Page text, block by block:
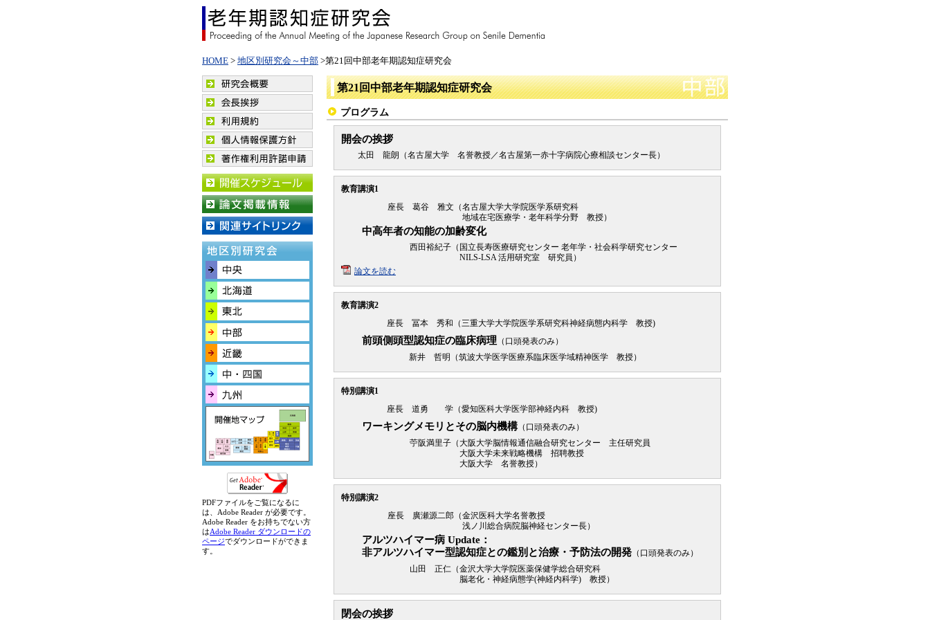
HOME > 地区別研究会～中部 >第21回中部老年期認知症研究会
第21回中部老年期認知症研究会
プログラム
開会の挨拶
太田 龍朗（名古屋大学 名誉教授／名古屋第一赤十字病院心療相談センター長）
教育講演1
座長 葛谷 雅文（名古屋大学大学院医学系研究科
地域在宅医療学・老年科学分野 教授）
中高年者の知能の加齢変化
西田裕紀子（ 国立長寿医療研究センター 老年学・社会科学研究センター
NILS-LSA 活用研究室 研究員）
論文を読む
教育講演2
座長 冨本 秀和（三重大学大学院医学系研究科神経病態内科学 教授)
前頭側頭型認知症の臨床病理 （口頭発表のみ）
新井 哲明（筑波大学医学医療系臨床医学域精神医学 教授）
特別講演1
座長 道勇 学（愛知医科大学医学部神経内科 教授)
ワーキングメモリとその脳内機構（口頭発表のみ）
苧阪満里子（大阪大学脳情報通信融合研究センター 主任研究員
大阪大学未来戦略機構 招聘教授
大阪大学 名誉教授）
特別講演2
座長 廣瀬源二郎（金沢医科大学名誉教授
浅ノ川総合病院脳神経センター長）
アルツハイマー病 Update：
非アルツハイマー型認知症との鑑別と治療・予防法の開発 （口頭発表のみ）
山田 正仁（金沢大学大学院医薬保健学総合研究科
脳老化・神経病態学(神経内科学) 教授）
閉会の挨拶
PDFファイルをご覧になるに
は、Adobe Reader が必要です。
Adobe Reader をお持ちでない方
はAdobe Reader ダウンロードの
ページでダウンロードができま
す。